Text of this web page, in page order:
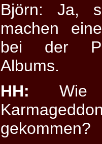
Björn: Ja,
machen
bei der
Albums.
HH: Wie
gekommen?